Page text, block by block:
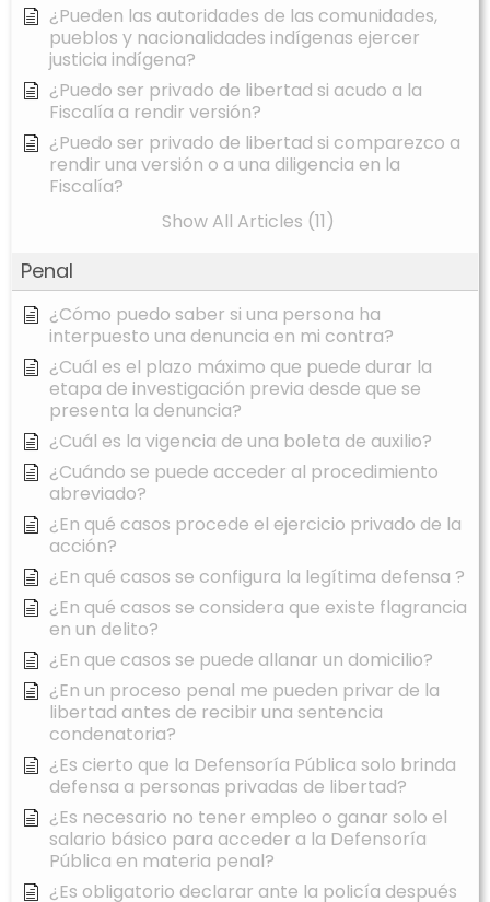
¿Pueden las autoridades de las comunidades,
pueblos y nacionalidades indígenas ejercer
justicia indígena?
¿Puedo ser privado de libertad si acudo a la
Fiscalía a rendir versión?
¿Puedo ser privado de libertad si comparezco a
rendir una versión o a una diligencia en la
Fiscalía?
Show All Articles (11)
Penal
¿Cómo puedo saber si una persona ha
interpuesto una denuncia en mi contra?
¿Cuál es el plazo máximo que puede durar la
etapa de investigación previa desde que se
presenta la denuncia?
¿Cuál es la vigencia de una boleta de auxilio?
¿Cuándo se puede acceder al procedimiento
abreviado?
¿En qué casos procede el ejercicio privado de la
acción?
¿En qué casos se configura la legítima defensa ?
¿En qué casos se considera que existe flagrancia
en un delito?
¿En que casos se puede allanar un domicilio?
¿En un proceso penal me pueden privar de la
libertad antes de recibir una sentencia
condenatoria?
¿Es cierto que la Defensoría Pública solo brinda
defensa a personas privadas de libertad?
¿Es necesario no tener empleo o ganar solo el
salario básico para acceder a la Defensoría
Pública en materia penal?
¿Es obligatorio declarar ante la policía después